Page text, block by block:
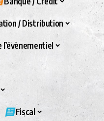
/ Distribution
Fiscal